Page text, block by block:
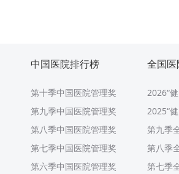
中国医院排行榜
第十季中国医院管理奖
第九季中国医院管理奖
第八季中国医院管理奖
第七季中国医院管理奖
第六季中国医院管理奖
全国
2026“
2025“
第九季
第八季
第七季